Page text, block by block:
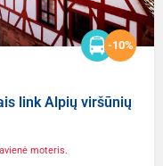
-10%
link Alpių viršūnių
moteris.